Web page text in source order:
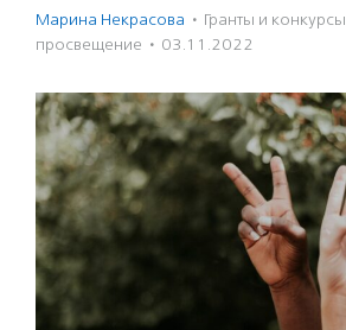
Марина Некрасова · Гранты и конкурсы
просвещение · 03.11.2022